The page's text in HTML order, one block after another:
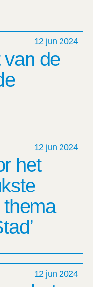
12 jun 2024
van de
12 jun 2024
het
12 jun 2024